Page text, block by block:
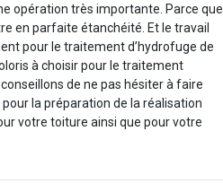
opération très importante. Parce que
en parfaite étanchéité. Et le travail
pour le traitement d’hydrofuge de
à choisir pour le traitement
de ne pas hésiter à faire
la préparation de la réalisation
votre toiture ainsi que pour votre